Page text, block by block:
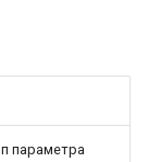
параметра